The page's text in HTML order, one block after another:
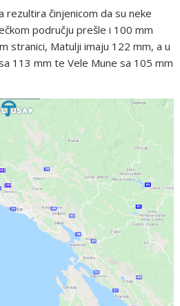
rezultira činjenicom da su neke
području prešle i 100 mm
stranici, Matulji imaju 122 mm, a u
113 mm te Vele Mune sa 105 mm